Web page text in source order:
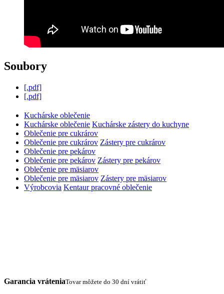
Soubory
[.pdf]
[.pdf]
Kuchárske oblečenie
Kuchárske oblečenie Kuchárske zástery do kuchyne
Oblečenie pre cukrárov
Oblečenie pre cukrárov Zástery pre cukrárov
Oblečenie pre pekárov
Oblečenie pre pekárov Zástery pre pekárov
Oblečenie pre mäsiarov
Oblečenie pre mäsiarov Zástery pre mäsiarov
Výrobcovia Kentaur pracovné oblečenie
Garancia vráteniaTovar môžete do 30 dní vrátiť